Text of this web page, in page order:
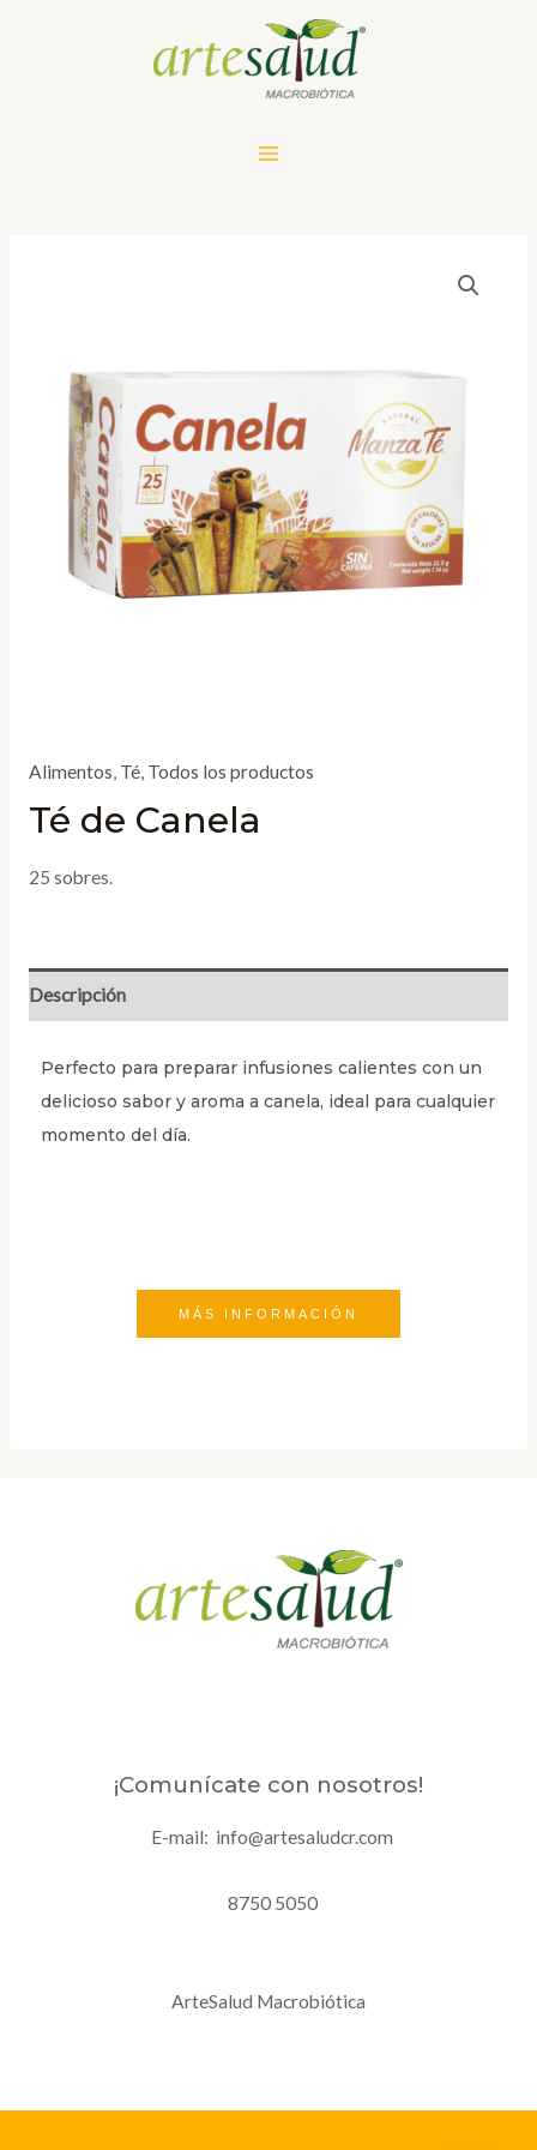
Alimentos, Té, Todos los productos
Té de Canela
25 sobres.
Descripción
Perfecto para preparar infusiones calientes con un
delicioso sabor y aroma a canela, ideal para cualquier
momento del día.
MÁS INFORMACIÓN
¡Comunícate con nosotros!
E-mail: info@artesaludcr.com
8750 5050
ArteSalud Macrobiótica